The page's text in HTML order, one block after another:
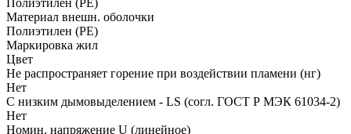
Материал внешн. оболочки
Полиэтилен (PE)
Маркировка жил
Цвет
Не распространяет горение при воздействии пламени (нг)
Нет
С низким дымовыделением - LS (согл. ГОСТ Р МЭК 61034-2)
Нет
Номин. напряжение U (линейное)